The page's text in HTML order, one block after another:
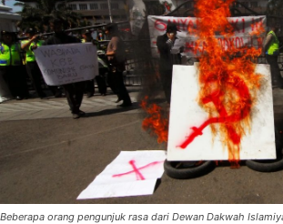
Beberapa orang pengunjuk rasa dari Dewan Dakwah